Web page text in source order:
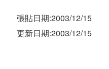
張貼日期:2003/12/15
更新日期:2003/12/15